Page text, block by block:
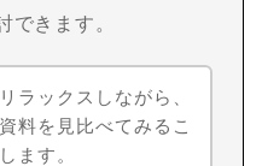
できます。
ラックスしながら、
料を見比べてみるこ
ます。